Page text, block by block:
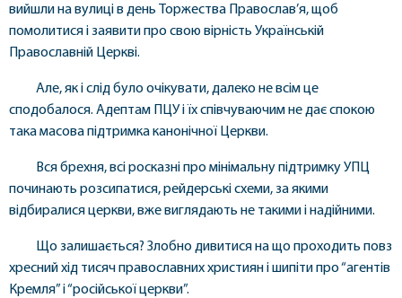
вийшли на вулиці в день Торжества Православ’я, щоб
помолитися і заявити про свою вірність Українській
Православній Церкві.
Але, як і слід було очікувати, далеко не всім це
сподобалося. Адептам ПЦУ і їх співчуваючим не дає спокою
така масова підтримка канонічної Церкви.
Вся брехня, всі росказні про мінімальну підтримку УПЦ
починають розсипатися, рейдерські схеми, за якими
відбиралися церкви, вже виглядають не такими і надійними.
Що залишається? Злобно дивитися на що проходить повз
хресний хід тисяч православних християн і шипіти про “агентів
Кремля” і “російської церкви”.